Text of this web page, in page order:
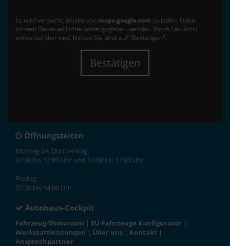
Es wird versucht, Inhalte von maps.google.com zu laden. Dabei
können Daten an Dritte weitergegeben werden. Wenn Sie damit
einverstanden sind, klicken Sie bitte auf "Bestätigen".
Bestätigen
Öffnungszeiten
Montag bis Donnerstag:
07:30 bis 12:00 Uhr und 13:00 bis 17:00 Uhr
Freitag:
07:30 bis 14:00 Uhr
Autohaus-Cockpit
Fahrzeug-Showroom | EU-Fahrzeuge Konfigurator |
Werkstattleistungen | Über uns | Kontakt |
Ansprechpartner